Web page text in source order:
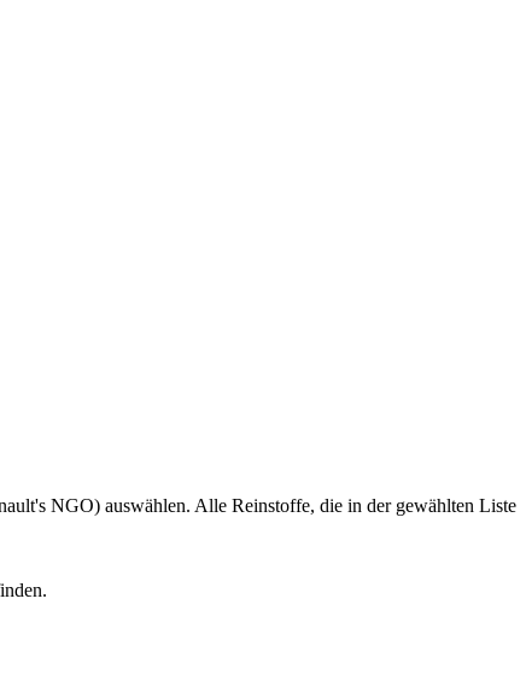
NGO) auswählen. Alle Reinstoffe, die in der gewählten Liste